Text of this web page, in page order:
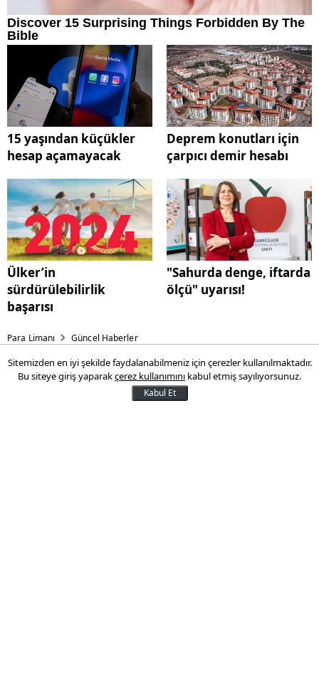
15 yaşından küçükler
hesap açamayacak
Deprem konutları için
çarpıcı demir hesabı
Ülker’in
sürdürülebilirlik
başarısı
"Sahurda denge, iftarda
ölçü" uyarısı!
Para Limanı Güncel Haberler
Bayraktar AKINCI’dan milli
füze ile tam isabet
Sitemizden en iyi şekilde faydalanabilmeniz için çerezler kullanılmaktadır.
Bu siteye giriş yaparakçerez kullanımını kabul etmiş sayılıyorsunuz.
Kabul Et